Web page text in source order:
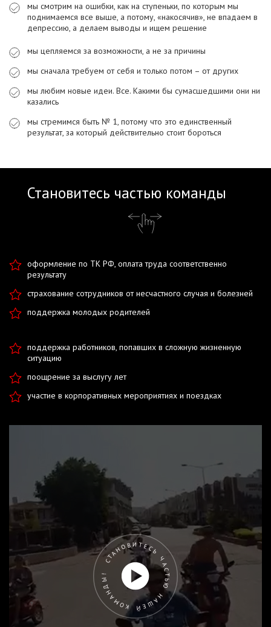
мы смотрим на ошибки, как на ступеньки, по которым мы
поднимаемся все выше, а потому, «накосячив», не впадаем в
депрессию, а делаем выводы и ищем решение
мы цепляемся за возможности, а не за причины
мы сначала требуем от себя и только потом – от других
мы любим новые идеи. Все. Какими бы сумасшедшими они ни
казались
мы стремимся быть № 1, потому что это единственный
результат, за который действительно стоит бороться
Становитесь частью команды
оформление по ТК РФ, оплата труда соответственно
результату
страхование сотрудников от несчастного случая и болезней
поддержка молодых родителей
поддержка работников, попавших в сложную жизненную
ситуацию
поощрение за выслугу лет
участие в корпоративных мероприятиях и поездках
СТАНОВИТЕСЬ ЧАСТЬЮ НАШЕЙ КОМАНДЫ!